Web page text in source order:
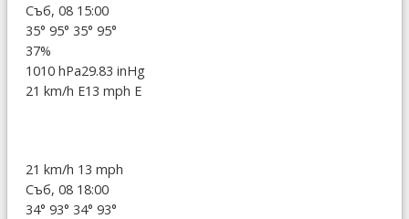
Съб, 08 15:00
35° 95° 35° 95°
37%
1010 hPa29.83 inHg
21 km/h E13 mph E
21 km/h 13 mph
Съб, 08 18:00
34° 93° 34° 93°